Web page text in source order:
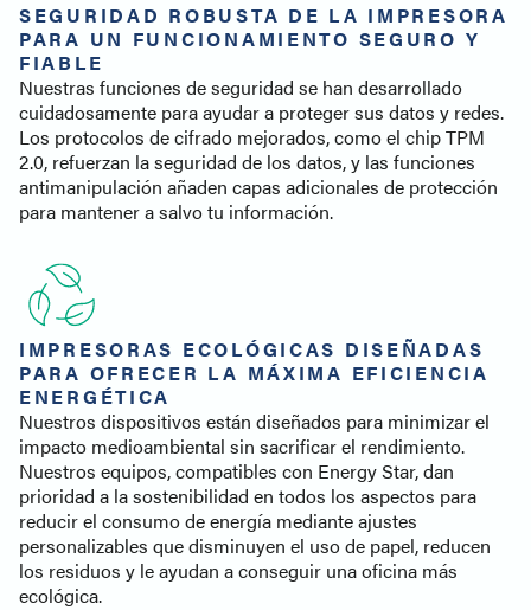
SEGURIDAD ROBUSTA DE LA IMPRESORA
PARA UN FUNCIONAMIENTO SEGURO Y
FIABLE
Nuestras funciones de seguridad se han desarrollado
cuidadosamente para ayudar a proteger sus datos y redes.
Los protocolos de cifrado mejorados, como el chip TPM
2.0, refuerzan la seguridad de los datos, y las funciones
antimanipulación añaden capas adicionales de protección
para mantener a salvo tu información.
IMPRESORAS ECOLÓGICAS DISEÑADAS
PARA OFRECER LA MÁXIMA EFICIENCIA
ENERGÉTICA
Nuestros dispositivos están diseñados para minimizar el
impacto medioambiental sin sacrificar el rendimiento.
Nuestros equipos, compatibles con Energy Star, dan
prioridad a la sostenibilidad en todos los aspectos para
reducir el consumo de energía mediante ajustes
personalizables que disminuyen el uso de papel, reducen
los residuos y le ayudan a conseguir una oficina más
ecológica.